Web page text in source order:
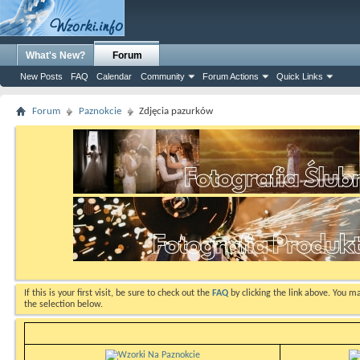
What's New? Forum
New Posts FAQ Calendar Community Forum Actions Quick Links
Forum Paznokcie Zdjęcia pazurków
If this is your first visit, be sure to check out the FAQ by clicking the link above. You
the selection below.